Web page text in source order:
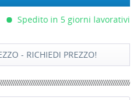
Spedito in 5 giorni lavorativi
- RICHIEDI PREZZO!